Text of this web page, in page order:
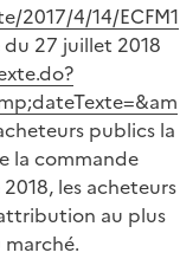
2017/4/14/ECFM1
27 juillet 2018
publics la
la commande
les acheteurs
au plus